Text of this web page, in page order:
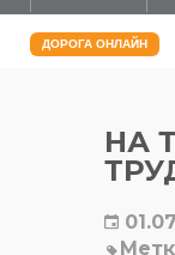
ДОРОГА ОНЛАЙН
НА